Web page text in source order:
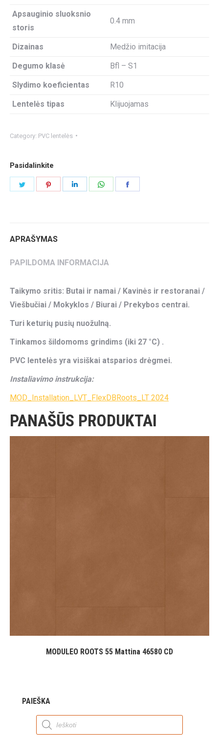
Apsauginio sluoksnio
storis
0.4 mm
Dizainas Medžio imitacija
Degumo klasė Bfl – S1
Slydimo koeficientas R10
Lentelės tipas Klijuojamas
Category: PVC lentelės
Pasidalinkite
APRAŠYMAS
PAPILDOMA INFORMACIJA
Taikymo sritis: Butai ir namai / Kavinės ir restoranai /
Viešbučiai / Mokyklos / Biurai / Prekybos centrai.
Turi keturių pusių nuožulną.
Tinkamos šildomoms grindims (iki 27 °C) .
PVC lentelės yra visiškai atsparios drėgmei.
Instaliavimo instrukcija:
MOD_Installation_LVT_FlexDBRoots_LT 2024
PANAŠŪS PRODUKTAI
MODULEO ROOTS 55 Mattina 46580 CD
PAIEŠKA
Products
search